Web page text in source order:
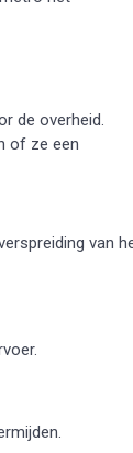
de overheid.
of ze een
van